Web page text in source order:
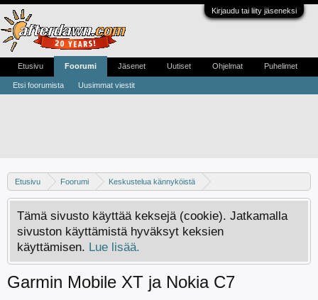
Kirjaudu tai liity jäseneksi
Etusivu Foorumi
Keskustelua kännyköistä
Muut kännykkävalmistajat
Nokia - S60 / Symbian-puhelimet
S60 -ohjelmat
Tämä sivusto käyttää keksejä (cookie). Jatkamalla
sivuston käyttämistä hyväksyt keksien
käyttämisen. Lue lisää.
Garmin Mobile XT ja Nokia C7
Etusivu Foorumi
Etsi foorumista Uusimmat viestit
Jäsenet Uutiset Ohjelmat Puhelimet